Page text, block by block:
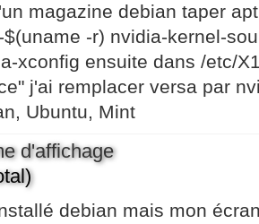
magazine debian taper
-r) nvidia-kernel-
xconfig ensuite dans /etc/
j'ai remplacer versa par
Ubuntu, Mint
d'affichage
debian mais mon